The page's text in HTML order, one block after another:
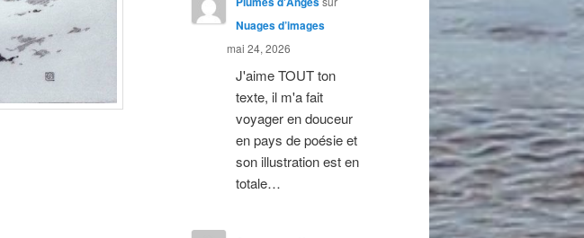
Nuages d’images
mai 24, 2026
J'aime TOUT ton
texte, il m'a fait
voyager en douceur
en pays de poésie et
son illustration est en
totale…